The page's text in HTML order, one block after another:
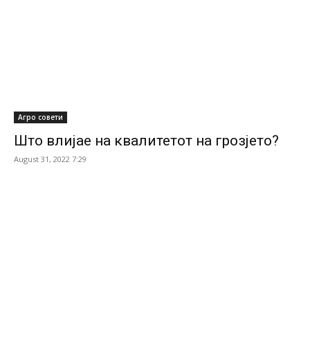
Агро совети
Што влијае на квалитетот на грозјето?
August 31, 2022 7:29